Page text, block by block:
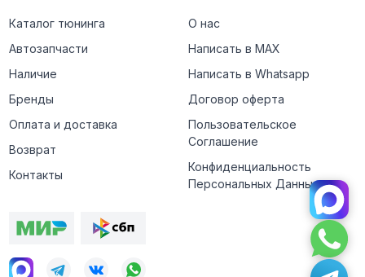
Каталог тюнинга
Автозапчасти
Наличие
Бренды
Оплата и доставка
Возврат
Контакты
О нас
Написать в MAX
Написать в Whatsapp
Договор оферта
Пользовательское
Соглашение
Конфиденциальность
Персональных Данных